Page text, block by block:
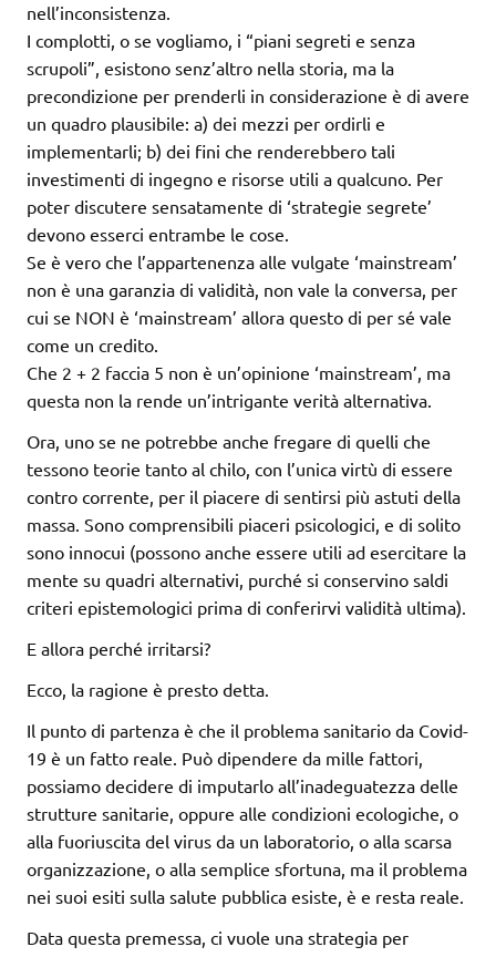
nell’inconsistenza.
I complotti, o se vogliamo, i “piani segreti e senza
scrupoli”, esistono senz’altro nella storia, ma la
precondizione per prenderli in considerazione è di avere
un quadro plausibile: a) dei mezzi per ordirli e
implementarli; b) dei fini che renderebbero tali
investimenti di ingegno e risorse utili a qualcuno. Per
poter discutere sensatamente di ‘strategie segrete’
devono esserci entrambe le cose.
Se è vero che l’appartenenza alle vulgate ‘mainstream’
non è una garanzia di validità, non vale la conversa, per
cui se NON è ‘mainstream’ allora questo di per sé vale
come un credito.
Che 2 + 2 faccia 5 non è un’opinione ‘mainstream’, ma
questa non la rende un’intrigante verità alternativa.
Ora, uno se ne potrebbe anche fregare di quelli che
tessono teorie tanto al chilo, con l’unica virtù di essere
contro corrente, per il piacere di sentirsi più astuti della
massa. Sono comprensibili piaceri psicologici, e di solito
sono innocui (possono anche essere utili ad esercitare la
mente su quadri alternativi, purché si conservino saldi
criteri epistemologici prima di conferirvi validità ultima).
E allora perché irritarsi?
Ecco, la ragione è presto detta.
Il punto di partenza è che il problema sanitario da Covid-
19 è un fatto reale. Può dipendere da mille fattori,
possiamo decidere di imputarlo all’inadeguatezza delle
strutture sanitarie, oppure alle condizioni ecologiche, o
alla fuoriuscita del virus da un laboratorio, o alla scarsa
organizzazione, o alla semplice sfortuna, ma il problema
nei suoi esiti sulla salute pubblica esiste, è e resta reale.
Data questa premessa, ci vuole una strategia per